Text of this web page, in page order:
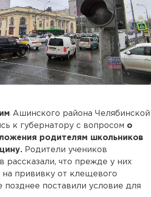
Ашинского района Челябинской
к губернатору с вопросом о
родителям школьников
Родители учеников
рассказали, что прежде у них
на прививку от клещевого
позднее поставили условие для